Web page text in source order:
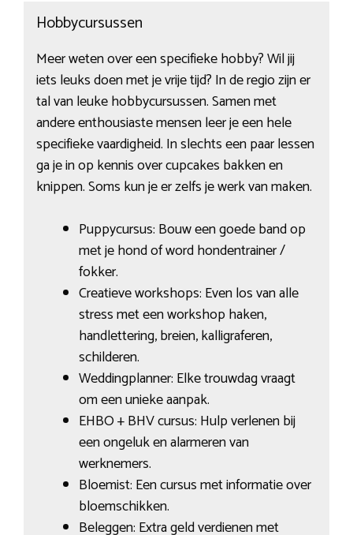
Hobbycursussen
Meer weten over een specifieke hobby? Wil jij
iets leuks doen met je vrije tijd? In de regio zijn er
tal van leuke hobbycursussen. Samen met
andere enthousiaste mensen leer je een hele
specifieke vaardigheid. In slechts een paar lessen
ga je in op kennis over cupcakes bakken en
knippen. Soms kun je er zelfs je werk van maken.
Puppycursus: Bouw een goede band op
met je hond of word hondentrainer /
fokker.
Creatieve workshops: Even los van alle
stress met een workshop haken,
handlettering, breien, kalligraferen,
schilderen.
Weddingplanner: Elke trouwdag vraagt
om een unieke aanpak.
EHBO + BHV cursus: Hulp verlenen bij
een ongeluk en alarmeren van
werknemers.
Bloemist: Een cursus met informatie over
bloemschikken.
Beleggen: Extra geld verdienen met